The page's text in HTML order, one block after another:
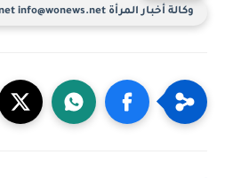
وكالة أخبار المرأة www.wonews.net info@wonews.net